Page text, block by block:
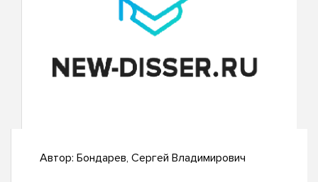
Автор: Бондарев, Сергей Владимирович